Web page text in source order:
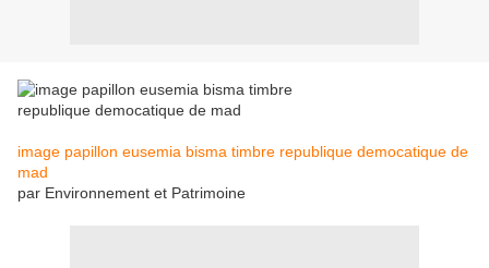
image papillon eusemia bisma timbre republique democatique de
mad
par Environnement et Patrimoine